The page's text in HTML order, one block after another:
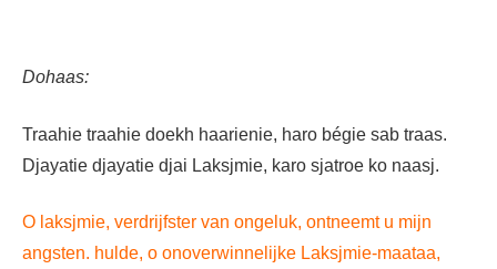
Dohaas:
Traahie traahie doekh haarienie, haro bégie sab traas.
Djayatie djayatie djai Laksjmie, karo sjatroe ko naasj.
O laksjmie, verdrijfster van ongeluk, ontneemt u mijn
angsten. hulde, o onoverwinnelijke Laksjmie-maataa,